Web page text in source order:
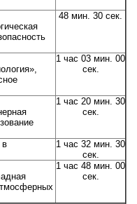
48 мин. 30 сек.
1 час 03 мин. 00
сек.
1 час 20 мин. 30
сек.
в
1 час 32 мин. 30
сек.
1 час 48 мин. 00
сек.